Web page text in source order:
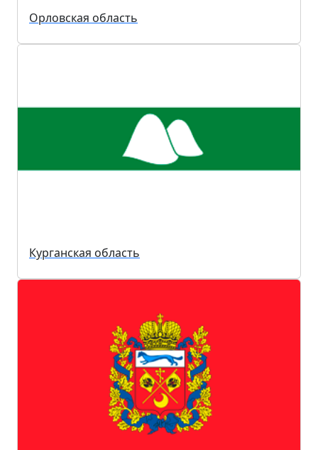
Орловская область
Курганская область